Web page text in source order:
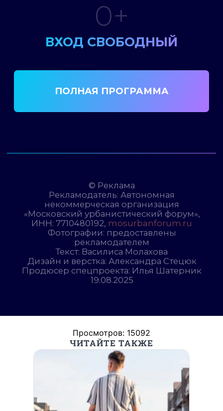
Просмотров: 15092
ЧИТАЙТЕ ТАКЖЕ